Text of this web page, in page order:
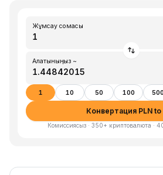
Жұмсау сомасы
Алатыныңыз ~
1 10 50 100 500
Конвертация PLN to
Комиссиясыз · 350+ криптовалюта ·